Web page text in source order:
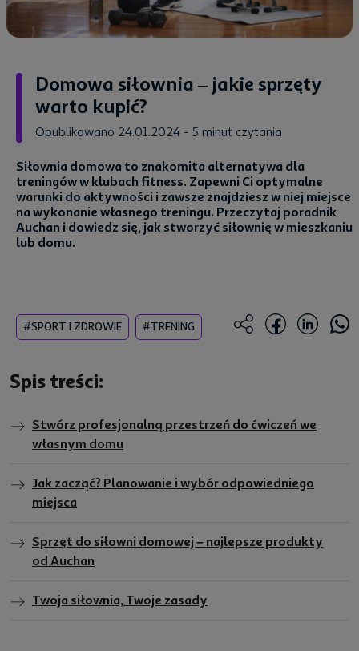
Domowa siłownia – jakie sprzęty
warto kupić?
Opublikowano 24.01.2024 - 5 minut czytania
Siłownia domowa to znakomita alternatywa dla
treningów w klubach fitness. Zapewni Ci optymalne
warunki do aktywności i zawsze znajdziesz w niej miejsce
na wykonanie własnego treningu. Przeczytaj poradnik
Auchan i dowiedz się, jak stworzyć siłownię w mieszkaniu
lub domu.
#SPORT I ZDROWIE #TRENING
Spis treści:
Stwórz profesjonalną przestrzeń do ćwiczeń we
własnym domu
Jak zacząć? Planowanie i wybór odpowiedniego
miejsca
Sprzęt do siłowni domowej – najlepsze produkty
od Auchan
Twoja siłownia, Twoje zasady